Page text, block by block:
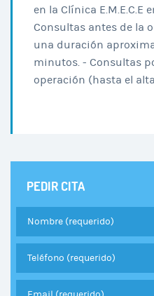
en la Clínica E.M.E.C.E
Consultas antes de la
una duración
minutos. - Consultas
operación (hasta el
PEDIR CITA